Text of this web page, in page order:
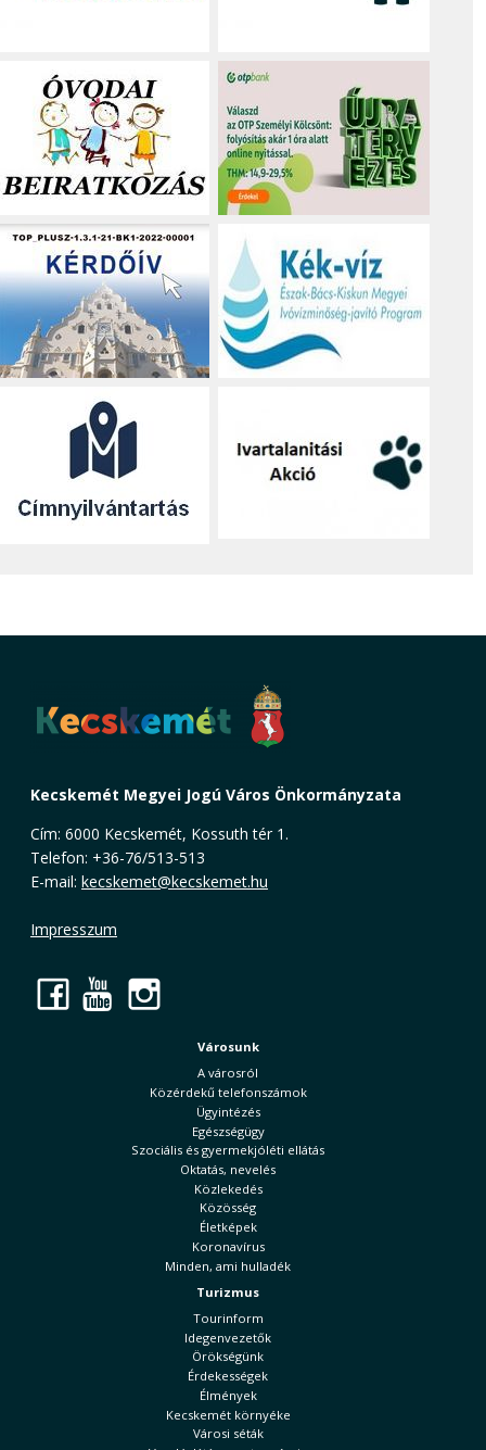
Kecskemét Megyei Jogú Város Önkormányzata
Cím: 6000 Kecskemét, Kossuth tér 1.
Telefon: +36-76/513-513
E-mail: kecskemet@kecskemet.hu
Impresszum
Facebook
YouTube
Városunk
A városról
Közérdekű telefonszámok
Ügyintézés
Egészségügy
Szociális és gyermekjóléti ellátás
Oktatás, nevelés
Közlekedés
Közösség
Életképek
Koronavírus
Minden, ami hulladék
Turizmus
Tourinform
Idegenvezetők
Örökségünk
Érdekességek
Élmények
Kecskemét környéke
Városi séták